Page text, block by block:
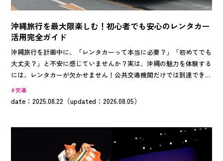
沖縄旅行を最大限楽しむ！初心者でも安心のレンタカー
活用完全ガイド
沖縄旅行を計画中に、「レンタカーって本当に必要？」「初めてでも
大丈夫？」と不安に感じていませんか？実は、沖縄の魅力を体験する
には、レンタカーが欠かせません！公共交通機関だけでは到達できな
い絶景スポット、地元の人しか知らない隠れた名店、突然現れる美し
いサンセット—これらすべてを自由に楽しめるのがレンタカーの魅力
そこで今回は、初心者が絶対に失敗しない5つの重要ポイントを厳選
してご紹介します。 これらのポイントを押さえれば、レンタカー初
心者でも安心して沖縄の美しい海岸線をドライブでき、家族や友人と
交通
date：2025.08.22（updated：2026.08.05）